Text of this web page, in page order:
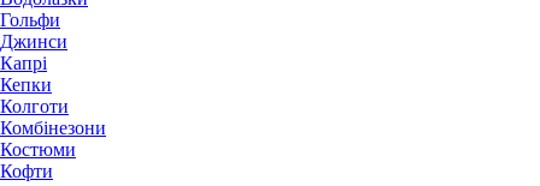
Гольфи
Джинси
Капрі
Кепки
Колготи
Комбінезони
Костюми
Кофти